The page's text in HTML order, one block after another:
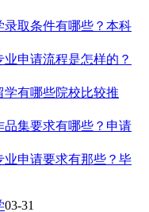
录取条件有哪些？本科
申请流程是怎样的？
有哪些院校比较推
品集要求有哪些？申请
业申请要求有那些？毕
03-31